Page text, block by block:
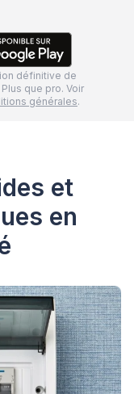
définitive de
que pro. Voir
générales.
et
en